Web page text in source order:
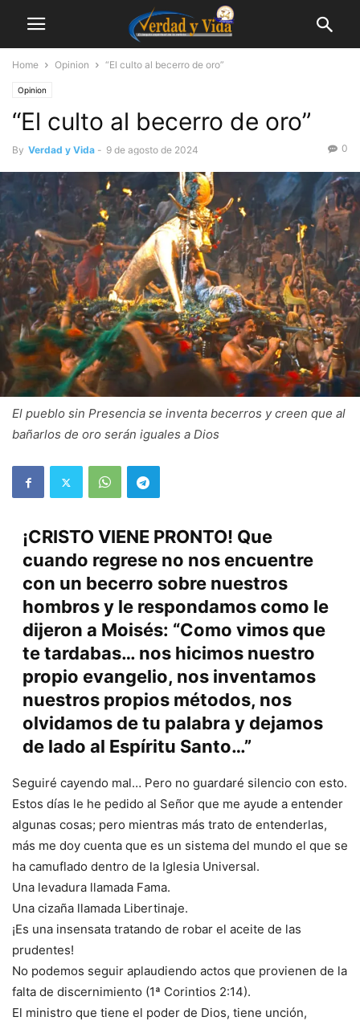
Home Opinion “El culto al becerro de oro”
Opinion
“El culto al becerro de oro”
By Verdad y Vida - 9 de agosto de 2024 0
El pueblo sin Presencia se inventa becerros y creen que al
bañarlos de oro serán iguales a Dios
¡CRISTO VIENE PRONTO! Que
cuando regrese no nos encuentre
con un becerro sobre nuestros
hombros y le respondamos como le
dijeron a Moisés: “Como vimos que
te tardabas… nos hicimos nuestro
propio evangelio, nos inventamos
nuestros propios métodos, nos
olvidamos de tu palabra y dejamos
de lado al Espíritu Santo…”
Seguiré cayendo mal… Pero no guardaré silencio con esto.
Estos días le he pedido al Señor que me ayude a entender
algunas cosas; pero mientras más trato de entenderlas,
más me doy cuenta que es un sistema del mundo el que se
ha camuflado dentro de la Iglesia Universal.
Una levadura llamada Fama.
Una cizaña llamada Libertinaje.
¡Es una insensata tratando de robar el aceite de las
prudentes!
No podemos seguir aplaudiendo actos que provienen de la
falta de discernimiento (1ª Corintios 2:14).
El ministro que tiene el poder de Dios, tiene unción,